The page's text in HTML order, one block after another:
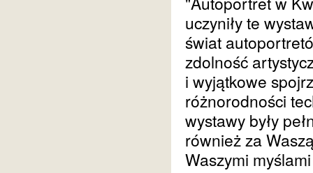
uczyniły te
świat
zdolność
i wyjątkowe
różnorodności
wystawy były
również za
Waszymi